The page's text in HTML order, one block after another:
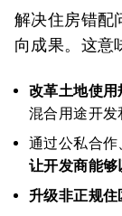
解决住房错配
向成果。这意
改革土地使用
混合用途开发
通过公私合作
让开发商能够
升级非正规住